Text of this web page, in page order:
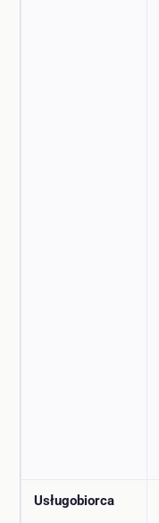
Usługobiorca